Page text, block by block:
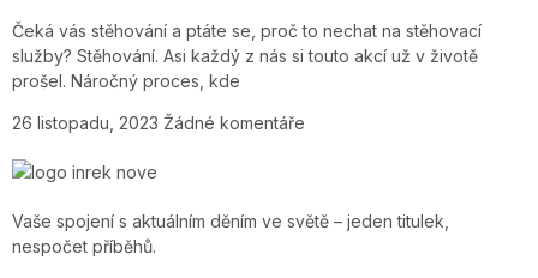
Čeká vás stěhování a ptáte se, proč to nechat na stěhovací
služby? Stěhování. Asi každý z nás si touto akcí už v životě
prošel. Náročný proces, kde
26 listopadu, 2023 Žádné komentáře
Vaše spojení s aktuálním děním ve světě – jeden titulek,
nespočet příběhů.